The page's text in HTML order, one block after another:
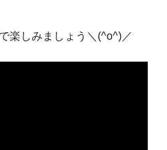
楽しみましょう＼(^o^)／